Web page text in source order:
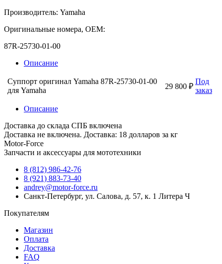
Производитель: Yamaha
Оригинальные номера, OEM:
87R-25730-01-00
Описание
Суппорт оригинал Yamaha 87R-25730-01-00
для Yamaha
29 800 ₽
Под
заказ
Описание
Доставка до склада СПБ включена
Доставка не включена. Доставка: 18 долларов за кг
Motor-Force
Запчасти и аксессуары для мототехники
8 (812) 986-42-76
8 (921) 883-73-40
andrey@motor-force.ru
Санкт-Петербург, ул. Салова, д. 57, к. 1 Литера Ч
Покупателям
Магазин
Оплата
Доставка
FAQ